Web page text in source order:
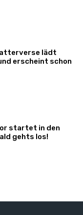
lädt
erscheint schon
startet in den
gehts los!